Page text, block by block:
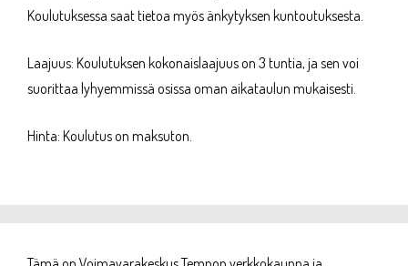
Koulutuksessa saat tietoa myös änkytyksen kuntoutuksesta.
Laajuus: Koulutuksen kokonaislaajuus on 3 tuntia, ja sen voi
suorittaa lyhyemmissä osissa oman aikataulun mukaisesti.
Hinta: Koulutus on maksuton.